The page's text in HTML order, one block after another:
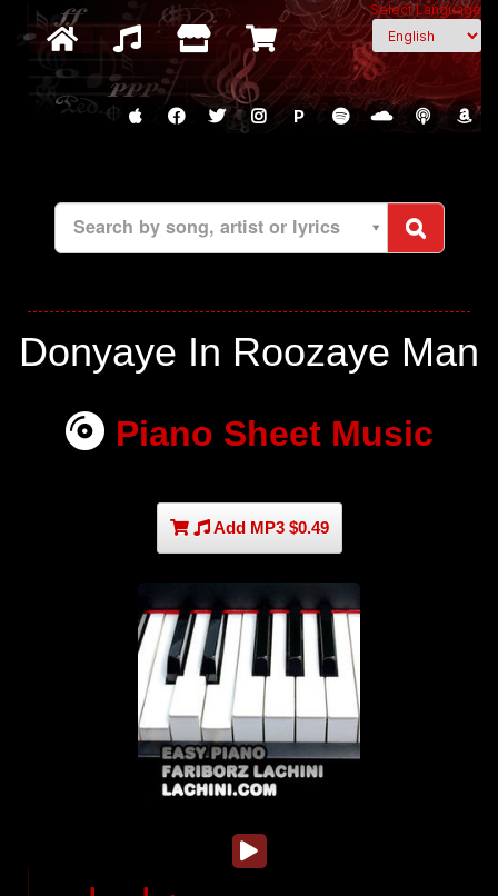
Select Language
P
Search by song, artist or lyrics
Donyaye In Roozaye Man
Piano Sheet Music
Add MP3 $0.49